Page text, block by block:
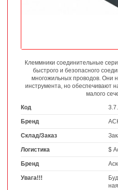
Клеммники соединительные
быстрого и безопасного
многожильных проводов. Они
инструмента, но обеспечивают
малого
Код
Бренд
Склад/Заказ
Логистика $
Бренд
Увага!!!